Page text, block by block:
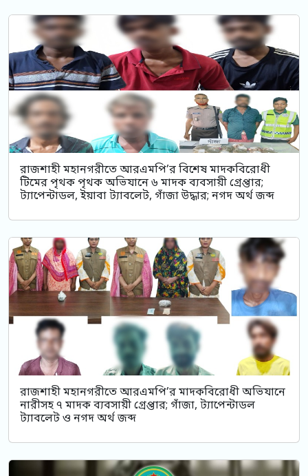
রাজশাহী মহানগরীতে আরএমপি’র বিশেষ মাদকবিরোধী
টিমের পৃথক পৃথক অভিযানে ৬ মাদক ব্যবসায়ী গ্রেপ্তার;
ট্যাপেন্টাডল, ইয়াবা ট্যাবলেট, গাঁজা উদ্ধার; নগদ অর্থ জব্দ
রাজশাহী মহানগরীতে আরএমপি’র মাদকবিরোধী অভিযানে
নারীসহ ৭ মাদক ব্যবসায়ী গ্রেপ্তার; গাঁজা, ট্যাপেন্টাডল
ট্যাবলেট ও নগদ অর্থ জব্দ